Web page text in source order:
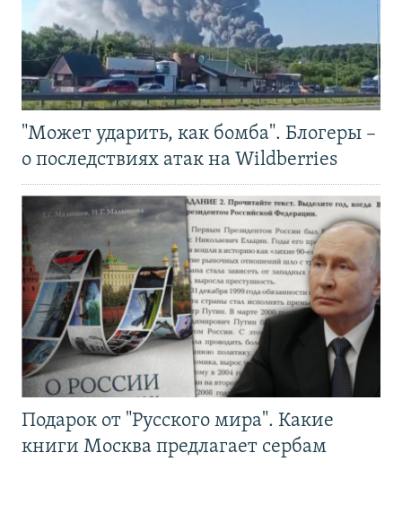
"Может ударить, как бомба". Блогеры –
о последствиях атак на Wildberries
Подарок от "Русского мира". Какие
книги Москва предлагает сербам